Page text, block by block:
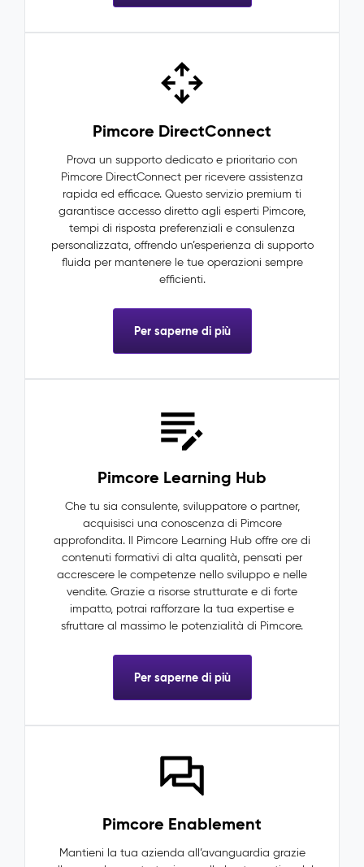
Pimcore DirectConnect
Prova un supporto dedicato e prioritario con
Pimcore DirectConnect per ricevere assistenza
rapida ed efficace. Questo servizio premium ti
garantisce accesso diretto agli esperti Pimcore,
tempi di risposta preferenziali e consulenza
personalizzata, offrendo un’esperienza di supporto
fluida per mantenere le tue operazioni sempre
efficienti.
Per saperne di più
Pimcore Learning Hub
Che tu sia consulente, sviluppatore o partner,
acquisisci una conoscenza di Pimcore
approfondita. Il Pimcore Learning Hub offre ore di
contenuti formativi di alta qualità, pensati per
accrescere le competenze nello sviluppo e nelle
vendite. Grazie a risorse strutturate e di forte
impatto, potrai rafforzare la tua expertise e
sfruttare al massimo le potenzialità di Pimcore.
Per saperne di più
Pimcore Enablement
Mantieni la tua azienda all’avanguardia grazie